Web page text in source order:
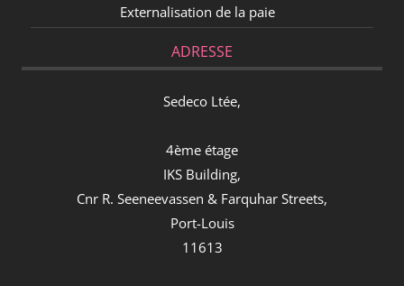
Externalisation de la paie
ADRESSE
Sedeco Ltée,
4ème étage
IKS Building,
Cnr R. Seeneevassen & Farquhar Streets,
Port-Louis
11613